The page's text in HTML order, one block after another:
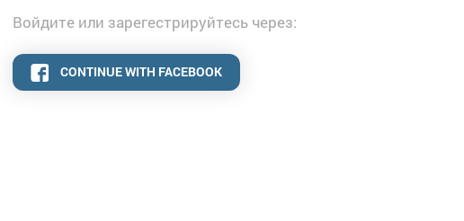
Войдите или зарегестрируйтесь через:
CONTINUE WITH FACEBOOK